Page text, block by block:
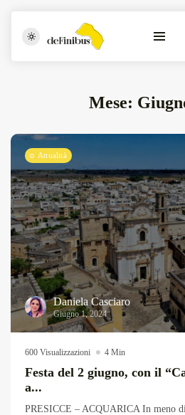
Iosonouncane A
Luglio 17, 2026 13 Min
Tarantarte Al Festival
Giugno 4, 2026 15 Min
Overdrive Fest A
Maggio 29, 2026
Mese:
Attualità
Daniela Casciaro
Giugno 1, 2024
600 Visualizzazioni 4 Min
Festa del 2 giugno, con il
a...
PRESICCE – ACQUARICA In meno